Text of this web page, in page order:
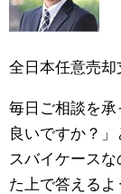
全日本任意売却
毎日ご相談を
良いですか？
スバイケース
た上で答えるよ